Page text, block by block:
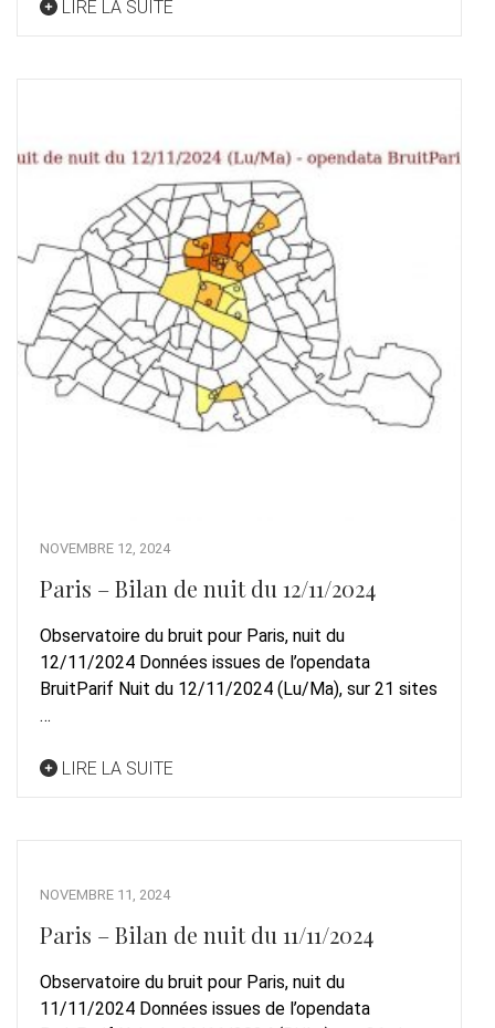
LIRE LA SUITE
NOVEMBRE 12, 2024
Paris – Bilan de nuit du 12/11/2024
Observatoire du bruit pour Paris, nuit du
12/11/2024 Données issues de l’opendata
BruitParif Nuit du 12/11/2024 (Lu/Ma), sur 21 sites
…
LIRE LA SUITE
NOVEMBRE 11, 2024
Paris – Bilan de nuit du 11/11/2024
Observatoire du bruit pour Paris, nuit du
11/11/2024 Données issues de l’opendata